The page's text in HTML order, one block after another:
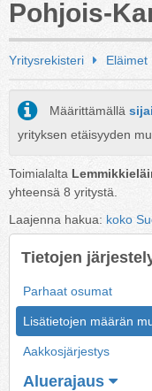
Pohjois-
Yritysrekisteri Eläimet
Määrittämällä
yrityksen etäisyyden
Toimialalta
yhteensä 8 yritystä.
Laajenna hakua: koko
Tietojen
Parhaat osumat
Lisätietojen määrän
Aakkosjärjestys
Aluerajaus